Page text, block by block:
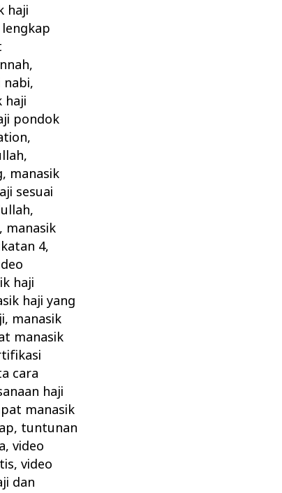
haji
,
nabi,
haji
pondok
,
,
, manasik
sesuai
,
, manasik
4,
haji
haji yang
, manasik
manasik
cara
haji
manasik
, tuntunan
,video
,video
dan